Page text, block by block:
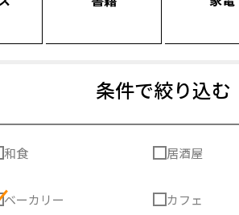
条件で絞り込む
和食 居酒屋
ベーカリー カフェ